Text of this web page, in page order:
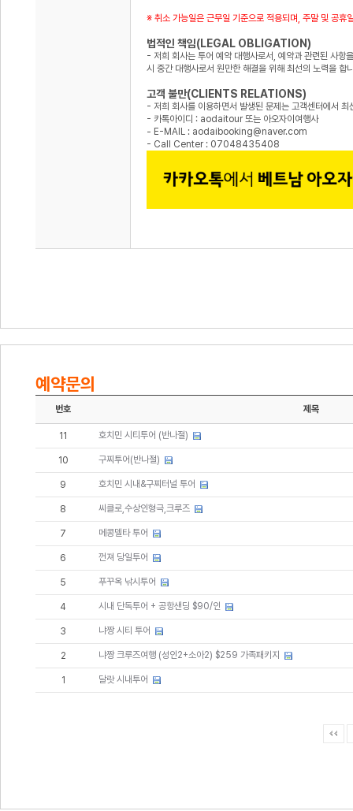
※ 취소 가능일은 근무일 기준으로 적용되며, 주말 및 공휴
법적인 책임(LEGAL OBLIGATION)
- 저희 회사는 투어 예약 대행사로서, 예약과 관련된 사항
시 중간 대행사로서 원만한 해결을 위해 최선의 노력을 합
고객 불만(CLIENTS RELATIONS)
- 저희 회사를 이용하면서 발생된 문제는 고객센터에서
- 카톡아이디 : aodaitour 또는 아오자이여행사
- E-MAIL : aodaibooking@naver.com
- Call Center : 07048435408
예약문의
번호 제목
11 호치민 시티투어 (반나절)
10 구찌투어(반나절)
9 호치민 시내&구찌터널 투어
8 씨클로,수상인형극,크루즈
7 메콩델타 투어
6 껀져 당일투어
5 푸꾸옥 낚시투어
4 시내 단독투어 + 공항샌딩 $90/인
3 냐짱 시티 투어
2 냐짱 크루즈여행 (성인2+소아2) $259 가족패키지
1 달랏 시내투어